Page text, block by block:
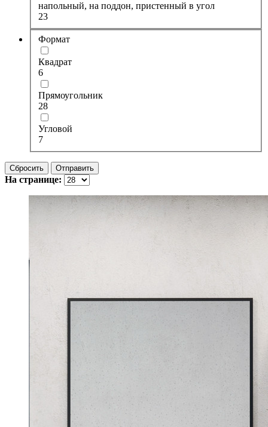
напольный, на поддон, пристенный в угол
23
Формат
Квадрат
6
Прямоугольник
28
Угловой
7
Сбросить Отправить
На странице: